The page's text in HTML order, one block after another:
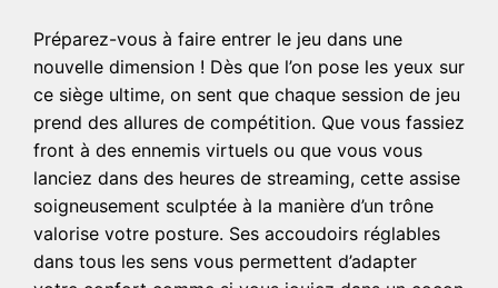
Préparez-vous à faire entrer le jeu dans une
nouvelle dimension ! Dès que l’on pose les yeux sur
ce siège ultime, on sent que chaque session de jeu
prend des allures de compétition. Que vous fassiez
front à des ennemis virtuels ou que vous vous
lanciez dans des heures de streaming, cette assise
soigneusement sculptée à la manière d’un trône
valorise votre posture. Ses accoudoirs réglables
dans tous les sens vous permettent d’adapter